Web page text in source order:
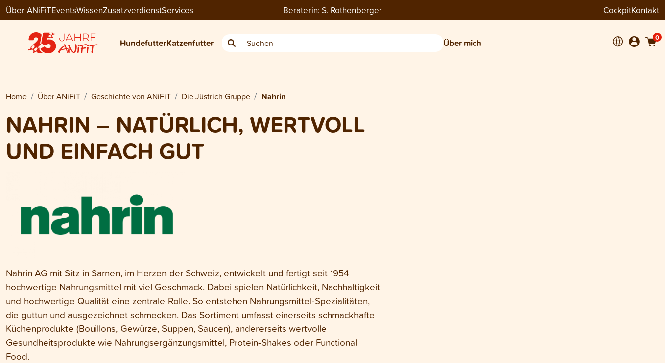
Über ANiFiTEventsWissenZusatzverdienstServices Beraterin: S. Rothenberger CockpitKontakt
HundefutterKatzenfutter Über mich 0
Home Über ANiFiT Geschichte von ANiFiT Die Jüstrich Gruppe Nahrin
NAHRIN – NATÜRLICH, WERTVOLL
UND EINFACH GUT
Nahrin AG mit Sitz in Sarnen, im Herzen der Schweiz, entwickelt und fertigt seit 1954
hochwertige Nahrungsmittel mit viel Geschmack. Dabei spielen Natürlichkeit, Nachhaltigkeit
und hochwertige Qualität eine zentrale Rolle. So entstehen Nahrungsmittel-Spezialitäten,
die guttun und ausgezeichnet schmecken. Das Sortiment umfasst einerseits schmackhafte
Küchenprodukte (Bouillons, Gewürze, Suppen, Saucen), andererseits wertvolle
Gesundheitsprodukte wie Nahrungsergänzungsmittel, Protein-Shakes oder Functional
Food.